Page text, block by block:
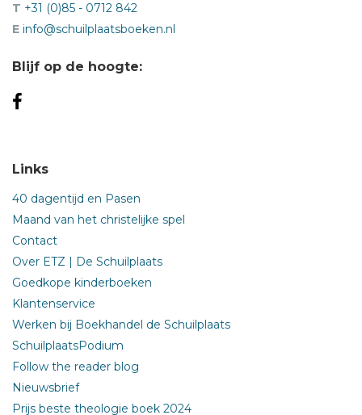
T +31 (0)85 - 0712 842
E info@schuilplaatsboeken.nl
Blijf op de hoogte:
Links
40 dagentijd en Pasen
Maand van het christelijke spel
Contact
Over ETZ | De Schuilplaats
Goedkope kinderboeken
Klantenservice
Werken bij Boekhandel de Schuilplaats
SchuilplaatsPodium
Follow the reader blog
Nieuwsbrief
Prijs beste theologie boek 2024